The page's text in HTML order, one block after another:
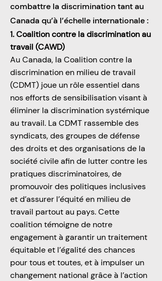
combattre la discrimination tant au
Canada qu’à l’échelle internationale :
1. Coalition contre la discrimination au
travail (CAWD)
Au Canada, la Coalition contre la
discrimination en milieu de travail
(CDMT) joue un rôle essentiel dans
nos efforts de sensibilisation visant à
éliminer la discrimination systémique
au travail. La CDMT rassemble des
syndicats, des groupes de défense
des droits et des organisations de la
société civile afin de lutter contre les
pratiques discriminatoires, de
promouvoir des politiques inclusives
et d’assurer l’équité en milieu de
travail partout au pays. Cette
coalition témoigne de notre
engagement à garantir un traitement
équitable et l’égalité des chances
pour tous et toutes, et à impulser un
changement national grâce à l’action